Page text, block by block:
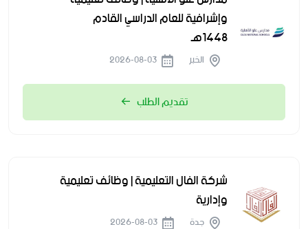
وإشرافية للعام الدراسي القادم
1448هـ
الخبر
تقديم الطلب
شركة الفال التعليمية | وظائف تعليمية
وإدارية
جدة